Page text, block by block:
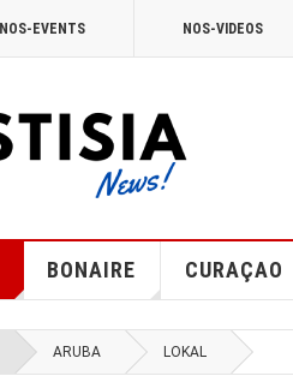
NOS-EVENTS NOS-VIDEOS
BONAIRE CURAÇAO
ARUBA LOKAL